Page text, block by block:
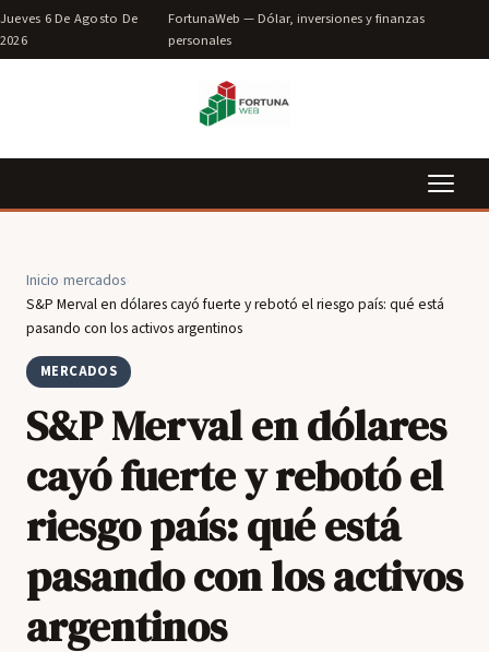
Jueves 6 De Agosto De
2026
FortunaWeb — Dólar, inversiones y finanzas
personales
Inicio mercados
S&P Merval en dólares cayó fuerte y rebotó el riesgo país: qué está
pasando con los activos argentinos
MERCADOS
S&P Merval en dólares
cayó fuerte y rebotó el
riesgo país: qué está
pasando con los activos
argentinos